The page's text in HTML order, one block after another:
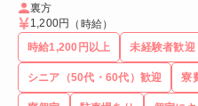
裏方
1,200円
（時給）
時給1,200円以上
未経験者歓迎
シニア（50代・60代）歓迎 寮